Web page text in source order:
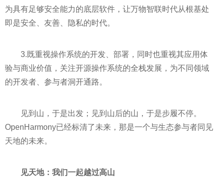
为具有足够安全能力的底层软件，让万物智联时代从根基处
即是安全、友善、隐私的时代。
3.既重视操作系统的开发、部署，同时也重视其应用体
验与商业价值，关注开源操作系统的全栈发展，为不同领域
的开发者、参与者洞开通路。
见到山，于是出发；见到山后的山，于是步履不停。
OpenHarmony已经标清了未来，那是一个与生态参与者同见
天地的未来。
见天地：我们一起越过高山